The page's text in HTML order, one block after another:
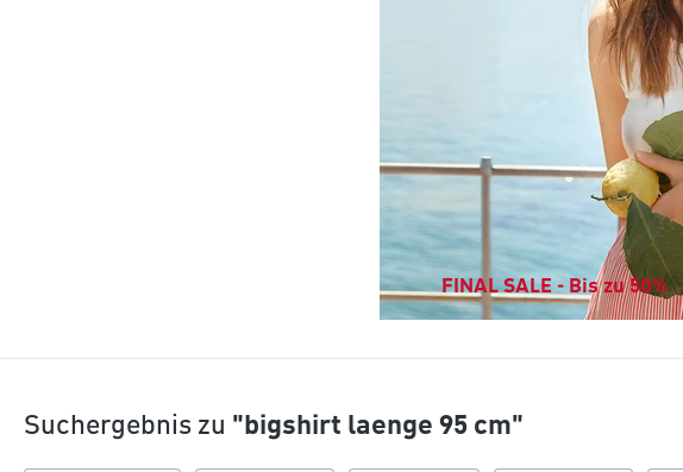
FINAL SALE - Bis zu 50%
Suchergebnis zu "bigshirt laenge 95 cm"